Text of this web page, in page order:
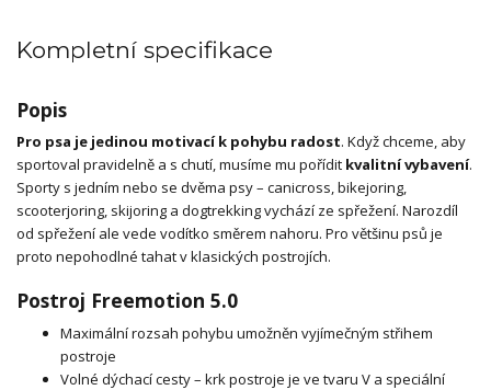
Kompletní specifikace
Popis
Pro psa je jedinou motivací k pohybu radost. Když chceme, aby
sportoval pravidelně a s chutí, musíme mu pořídit kvalitní vybavení.
Sporty s jedním nebo se dvěma psy – canicross, bikejoring,
scooterjoring, skijoring a dogtrekking vychází ze spřežení. Narozdíl
od spřežení ale vede vodítko směrem nahoru. Pro většinu psů je
proto nepohodlné tahat v klasických postrojích.
Postroj Freemotion 5.0
Maximální rozsah pohybu umožněn vyjímečným střihem
postroje
Volné dýchací cesty – krk postroje je ve tvaru V a speciální